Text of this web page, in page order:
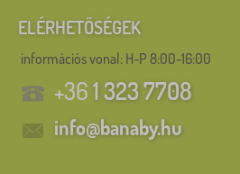
ELÉRHETŐSÉGEK
információs vonal: H-P 8:00-16:00
+361 323 7708
info@banaby.hu